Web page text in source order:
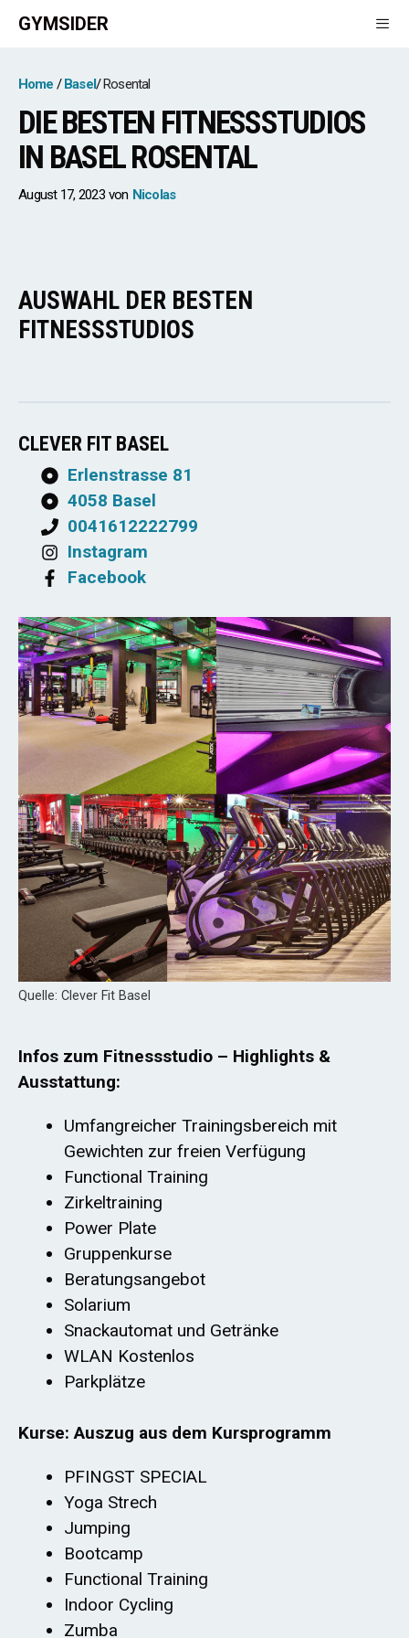
Zum
Inhalt
GYMSIDER
Home Basel Rosental
DIE BESTEN FITNESSSTUDIOS
IN BASEL ROSENTAL
August 17, 2023 von Nicolas
AUSWAHL DER BESTEN
FITNESSSTUDIOS
CLEVER FIT BASEL
Erlenstrasse 81
4058 Basel
0041612222799
Instagram
Facebook
Quelle: Clever Fit Basel
Infos zum Fitnessstudio – Highlights &
Ausstattung:
Umfangreicher Trainingsbereich mit
Gewichten zur freien Verfügung
Functional Training
Zirkeltraining
Power Plate
Gruppenkurse
Beratungsangebot
Solarium
Snackautomat und Getränke
WLAN Kostenlos
Parkplätze
Kurse: Auszug aus dem Kursprogramm
PFINGST SPECIAL
Yoga Strech
Jumping
Bootcamp
Functional Training
Indoor Cycling
Zumba